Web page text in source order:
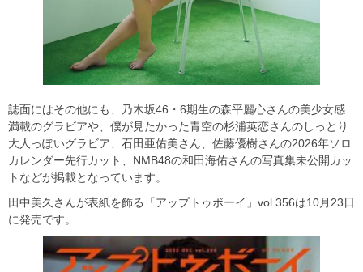
誌面にはその他にも、乃木坂46・6期生の森平麗心さんの美少女感
満載のグラビアや、僕が見たかった青空の杉浦英恋さんのしっとり
大人っぽいグラビア、石田亜佑美さん、佐藤優樹さんの2026年ソロ
カレンダー先行カット、NMB48の和田海佑さんの写真集未公開カッ
トなどが掲載となっています。
田中美久さんが表紙を飾る「アップトゥボーイ」vol.356は10月23日
に発売です。